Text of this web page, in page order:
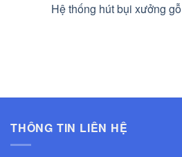
Hệ thống hút bụi xưởng gỗ
THÔNG TIN LIÊN HỆ